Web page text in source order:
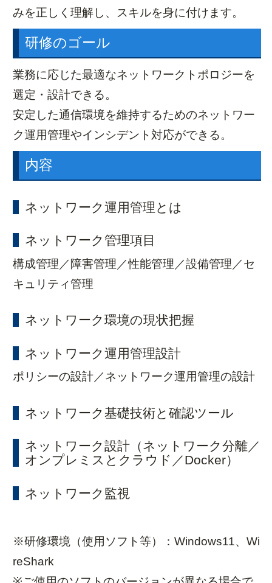
みを正しく理解し、スキルを身に付けます。
研修のゴール
業務に応じた最適なネットワークトポロジーを
選定・設計できる。
安定した通信環境を維持するためのネットワー
ク運用管理やインシデント対応ができる。
内容
ネットワーク運用管理とは
ネットワーク管理項目
構成管理／障害管理／性能管理／設備管理／セ
キュリティ管理
ネットワーク環境の現状把握
ネットワーク運用管理設計
ポリシーの設計／ネットワーク運用管理の設計
ネットワーク基礎技術と確認ツール
ネットワーク設計（ネットワーク分離／
オンプレミスとクラウド／Docker）
ネットワーク監視
※研修環境（使用ソフト等）：Windows11、Wi
reShark